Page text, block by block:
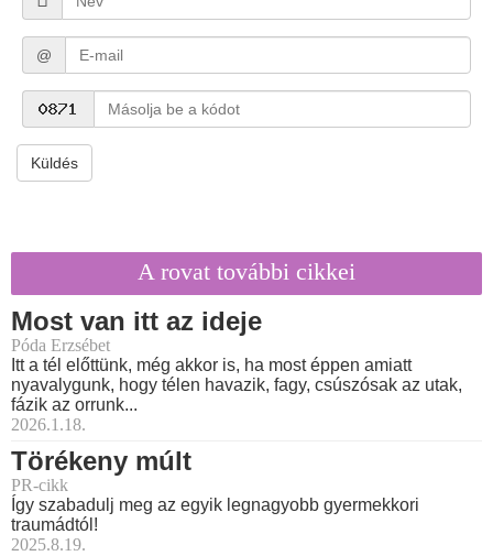
@
Küldés
A rovat további cikkei
Most van itt az ideje
Póda Erzsébet
Itt a tél előttünk, még akkor is, ha most éppen amiatt
nyavalygunk, hogy télen havazik, fagy, csúszósak az utak,
fázik az orrunk...
2026.1.18.
Törékeny múlt
PR-cikk
Így szabadulj meg az egyik legnagyobb gyermekkori
traumádtól!
2025.8.19.